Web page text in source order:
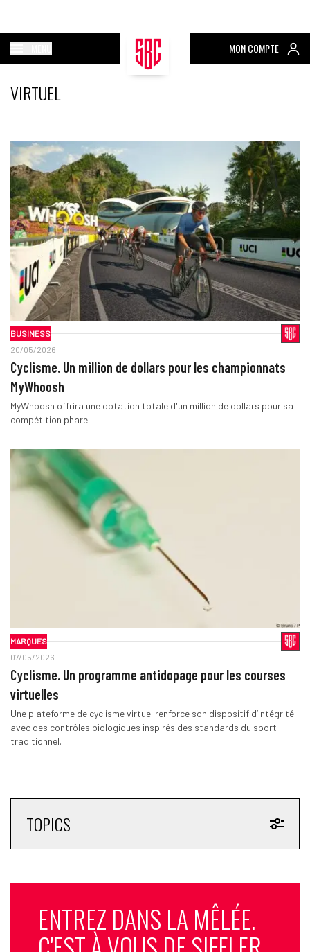
MON COMPTE
VIRTUEL
BUSINESS
20/05/2026
Cyclisme. Un million de dollars pour les championnats
MyWhoosh
MyWhoosh offrira une dotation totale d'un million de dollars pour sa
compétition phare.
MARQUES
07/05/2026
Cyclisme. Un programme antidopage pour les courses
virtuelles
Une plateforme de cyclisme virtuel renforce son dispositif d’intégrité
avec des contrôles biologiques inspirés des standards du sport
traditionnel.
TOPICS
ENTREZ DANS LA MÊLÉE.